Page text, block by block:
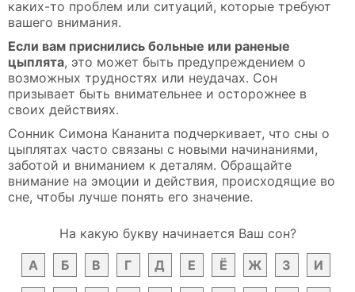
каких-то проблем или ситуаций, которые требуют
вашего внимания.
Если вам приснились больные или раненые
цыплята, это может быть предупреждением о
возможных трудностях или неудачах. Сон
призывает быть внимательнее и осторожнее в
своих действиях.
Сонник Симона Кананита подчеркивает, что сны о
цыплятах часто связаны с новыми начинаниями,
заботой и вниманием к деталям. Обращайте
внимание на эмоции и действия, происходящие во
сне, чтобы лучше понять его значение.
На какую букву начинается Ваш сон?
А
Б В Г Д Е Ё Ж З И